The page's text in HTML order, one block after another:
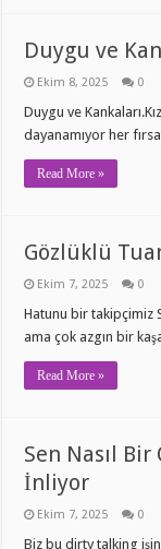
Duygu ve
Ekim 8, 2025 0
Duygu ve
dayanamıyor her
Read More »
Gözlüklü
Ekim 7, 2025 0
Hatunu bir takipçimiz
ama çok azgın bir
Read More »
Sen Nasıl
İnliyor
Ekim 7, 2025 0
Biz bu dirty talking